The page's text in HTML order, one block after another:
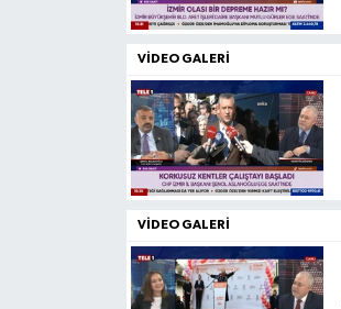
VIDEO GALERI
VIDEO GALERI
Özel Haber
Son Dakika